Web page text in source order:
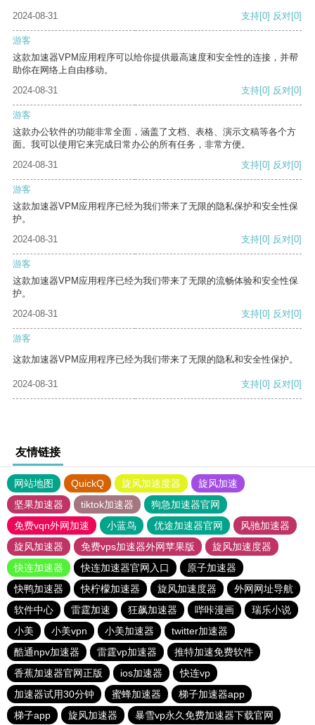
2024-08-31 支持[0] 反对[0]
游客
这款加速器VPM应用程序可以给你提供最高速度和安全性的连接，并帮
助你在网络上自由移动。
2024-08-31
支持[0] 反对[0]
游客
这款办公软件的功能非常全面，涵盖了文档、表格、演示文稿等各个方
面。我可以使用它来完成日常办公的所有任务，非常方便。
2024-08-31
支持[0] 反对[0]
游客
这款加速器VPM应用程序已经为我们带来了无限的隐私保护和安全性保
护。
2024-08-31
支持[0] 反对[0]
游客
这款加速器VPM应用程序已经为我们带来了无限的流畅体验和安全性保
护。
2024-08-31
支持[0] 反对[0]
游客
这款加速器VPM应用程序已经为我们带来了无限的隐私和安全性保护。
2024-08-31 支持[0] 反对[0]
友情链接
网站地图 QuickQ 旋风加速度器
旋风加速
坚果加速器
tiktok加速器
狗急加速器官网
免费vqn外网加速
小蓝鸟 优途加速器官网
风驰加速器
旋风加速器
免费vps加速器外网苹果版
旋风加速度器
快连加速器
快连加速器官网入口
原子加速器
快鸭加速器
快柠檬加速器 旋风加速度器
外网网址导航
软件中心
雷霆加速 狂飙加速器 哔咔漫画
瑞乐小说
小美
小美vpn 小美加速器
twitter加速器
酷通npv加速器
雷霆vp加速器
推特加速免费软件
香蕉加速器官网正版
ios加速器
快连vp
加速器试用30分钟
蜜蜂加速器
梯子加速器app
梯子app
旋风加速器 暴雪vp永久免费加速器下载官网